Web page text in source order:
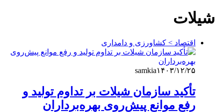
شیلات
اقتصاد > کشاورزی و دامداری
samkia۱۴۰۳/۱۲/۲۵
تأکید سازمان شیلات بر تداوم تولید و
رفع موانع پیش‌روی بهره‌برداران